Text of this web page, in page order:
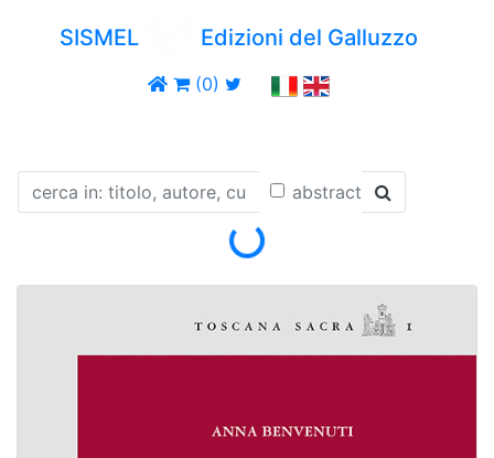
SISMEL Edizioni del Galluzzo
(0)
abstract
Loading...